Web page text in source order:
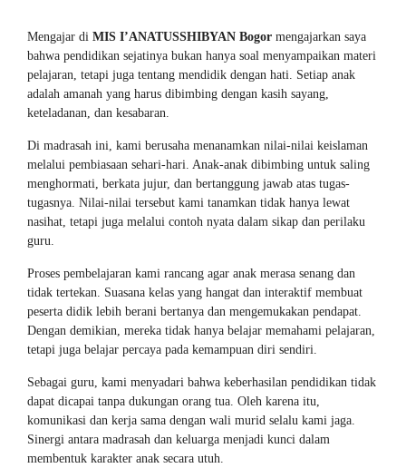
Mengajar di MIS I’ANATUSSHIBYAN Bogor mengajarkan saya
bahwa pendidikan sejatinya bukan hanya soal menyampaikan materi
pelajaran, tetapi juga tentang mendidik dengan hati. Setiap anak
adalah amanah yang harus dibimbing dengan kasih sayang,
keteladanan, dan kesabaran.
Di madrasah ini, kami berusaha menanamkan nilai-nilai keislaman
melalui pembiasaan sehari-hari. Anak-anak dibimbing untuk saling
menghormati, berkata jujur, dan bertanggung jawab atas tugas-
tugasnya. Nilai-nilai tersebut kami tanamkan tidak hanya lewat
nasihat, tetapi juga melalui contoh nyata dalam sikap dan perilaku
guru.
Proses pembelajaran kami rancang agar anak merasa senang dan
tidak tertekan. Suasana kelas yang hangat dan interaktif membuat
peserta didik lebih berani bertanya dan mengemukakan pendapat.
Dengan demikian, mereka tidak hanya belajar memahami pelajaran,
tetapi juga belajar percaya pada kemampuan diri sendiri.
Sebagai guru, kami menyadari bahwa keberhasilan pendidikan tidak
dapat dicapai tanpa dukungan orang tua. Oleh karena itu,
komunikasi dan kerja sama dengan wali murid selalu kami jaga.
Sinergi antara madrasah dan keluarga menjadi kunci dalam
membentuk karakter anak secara utuh.